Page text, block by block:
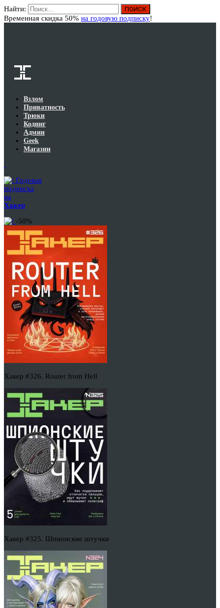
Найти:
Временная скидка 50% на годовую подписку!
Взлом
Приватность
Трюки
Кодинг
Админ
Geek
Магазин
Годовая
подписка
на
Хакер
-50%
Хакер #326. Router from Hell
Хакер #325. Шпионские штучки